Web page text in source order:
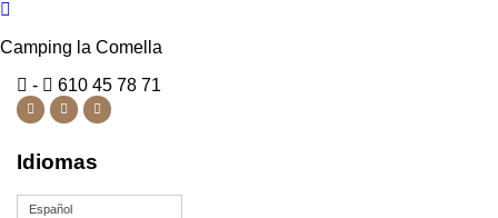
Camping la Comella
-
610 45 78 71
Idiomas
Español